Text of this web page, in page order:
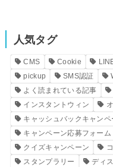
人気タグ
CMS Cookie
pickup
SMS認証
よく読まれている記事
インスタントウィン
キャッシュバックキャンペ
キャンペーン応募フォーム
クイズキャンペーン
スタンプラリー
ディ